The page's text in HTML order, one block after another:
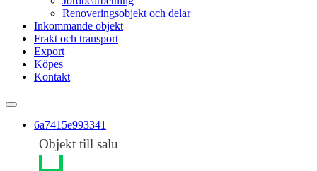
Renoveringsobjekt och delar
Inkommande objekt
Frakt och transport
Export
Köpes
Kontakt
6a7415e993341
Objekt till salu